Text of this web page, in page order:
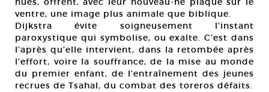
ventre, une image plus animale que biblique.
Dijkstra évite soigneusement l’instant
paroxystique qui symbolise, ou exalte. C’est dans
l’après qu’elle intervient, dans la retombée après
l’effort, voire la souffrance, de la mise au monde
du premier enfant, de l’entraînement des jeunes
recrues de Tsahal, du combat des toreros défaits.